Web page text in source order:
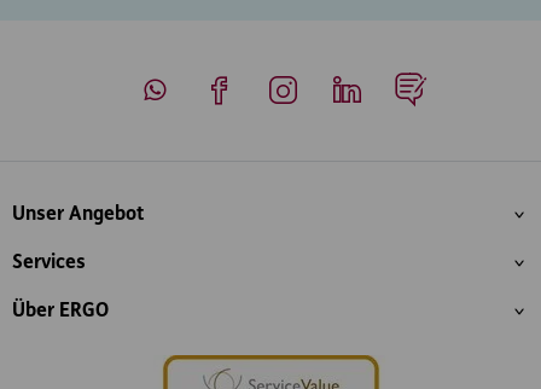
Inhaltsübersicht
Unser Angebot
Services
Über ERGO